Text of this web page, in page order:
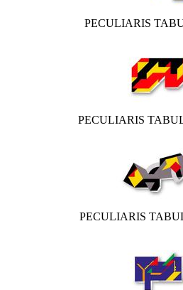
PECULIARIS
PECULIARIS
PECULIARIS